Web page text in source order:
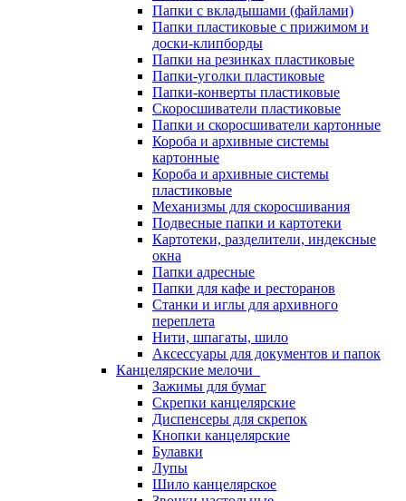
Папки с вкладышами (файлами)
Папки пластиковые с прижимом и
доски-клипборды
Папки на резинках пластиковые
Папки-уголки пластиковые
Папки-конверты пластиковые
Скоросшиватели пластиковые
Папки и скоросшиватели картонные
Короба и архивные системы
картонные
Короба и архивные системы
пластиковые
Механизмы для скоросшивания
Подвесные папки и картотеки
Картотеки, разделители, индексные
окна
Папки адресные
Папки для кафе и ресторанов
Станки и иглы для архивного
переплета
Нити, шпагаты, шило
Аксессуары для документов и папок
Канцелярские мелочи
Зажимы для бумаг
Скрепки канцелярские
Диспенсеры для скрепок
Кнопки канцелярские
Булавки
Лупы
Шило канцелярское